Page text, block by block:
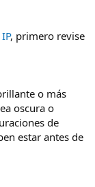
, primero revise
o más
oscura o
de
estar antes de